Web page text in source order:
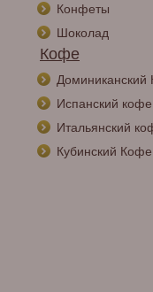
Конфеты
Шоколад
Кофе
Доминиканский
Испанский кофе
Итальянский
Кубинский Кофе